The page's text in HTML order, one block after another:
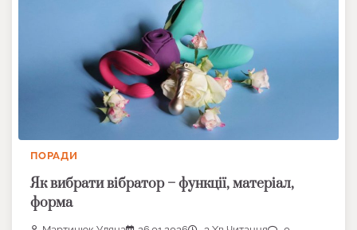
ПОРАДИ
Як вибрати вібратор – функції, матеріал,
форма